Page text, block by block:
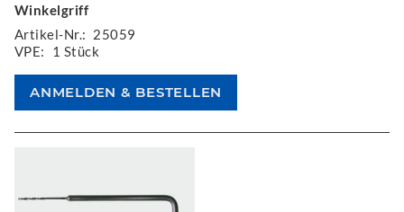
Winkelgriff
Artikel-Nr.: 25059
VPE:
1 Stück